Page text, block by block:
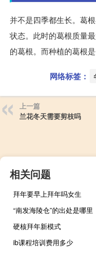
并不是四季都生长。葛
状态。此时的葛根质量
的葛根。而种植的葛根
网络标签：
上一篇
兰花冬天需要剪枝吗
相关问题
拜年要早上拜年吗女生
“南发海陵仓”的出处是哪里
硬核拜年新模式
ib课程培训费用多少